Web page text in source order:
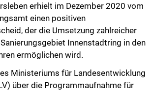
erhielt im Dezember 2020 vom
einen positiven
der die Umsetzung zahlreicher
Innenstadtring in den
ermöglichen wird.
Ministeriums für Landesentwicklung
über die Programmaufnahme für